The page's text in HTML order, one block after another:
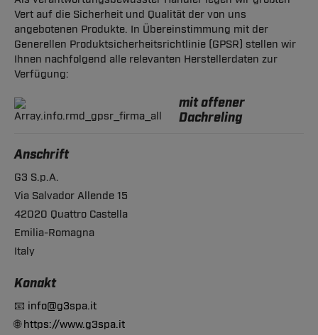
Vert auf die Sicherheit und Qualität der von uns
angebotenen Produkte. In Übereinstimmung mit der
Generellen Produktsicherheitsrichtlinie (GPSR) stellen wir
Ihnen nachfolgend alle relevanten Herstellerdaten zur
Verfügung:
mit offener
Dachreling
Anschrift
G3 S.p.A.
Via Salvador Allende 15
42020 Quattro Castella
Emilia-Romagna
Italy
Konakt
📧 info@g3spa.it
🌐https://www.g3spa.it